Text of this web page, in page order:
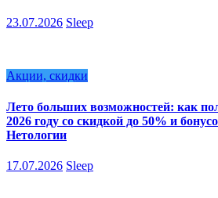
23.07.2026 Sleep
Акции, скидки
Лето больших возможностей: как
2026 году со скидкой до 50% и
Нетологии
17.07.2026 Sleep